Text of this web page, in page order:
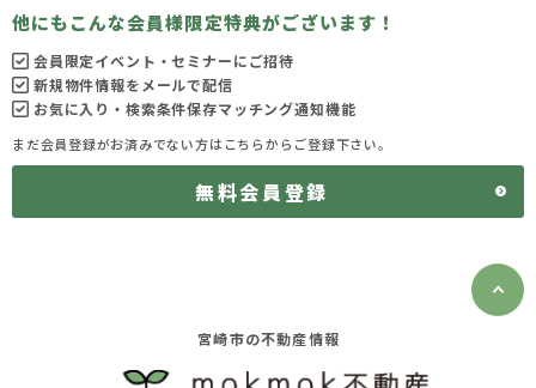
他にもこんな会員様限定特典がございます！
会員限定イベント・セミナーにご招待
新規物件情報をメールで配信
お気に入り・検索条件保存マッチング通知機能
まだ会員登録がお済みでない方はこちらからご登録下さい。
無料会員登録
宮崎市の不動産情報